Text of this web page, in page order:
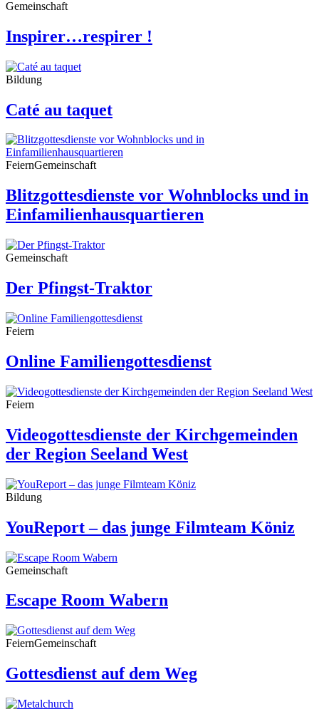
Gemeinschaft
Inspirer…respirer !
Bildung
Caté au taquet
FeiernGemeinschaft
Blitzgottesdienste vor Wohnblocks und in
Einfamilienhausquartieren
Gemeinschaft
Der Pfingst-Traktor
Feiern
Online Familiengottesdienst
Feiern
Videogottesdienste der Kirchgemeinden
der Region Seeland West
Bildung
YouReport – das junge Filmteam Köniz
Gemeinschaft
Escape Room Wabern
FeiernGemeinschaft
Gottesdienst auf dem Weg